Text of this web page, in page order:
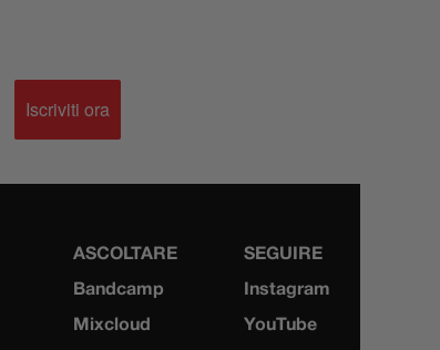
Iscriviti ora
ASCOLTARE
Bandcamp
Mixcloud
SEGUIRE
Instagram
YouTube